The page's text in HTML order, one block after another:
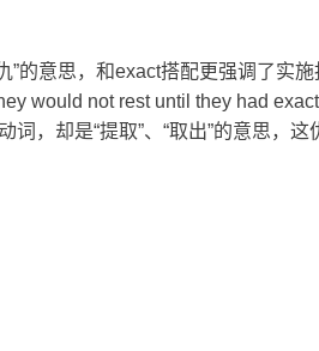
”的意思，和exact搭配更强调了实
would not rest until they had
词，却是“提取”、“取出”的意思，这